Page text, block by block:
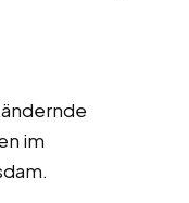
im